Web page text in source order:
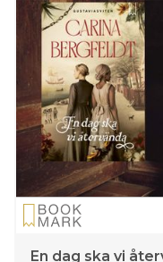
En dag ska vi